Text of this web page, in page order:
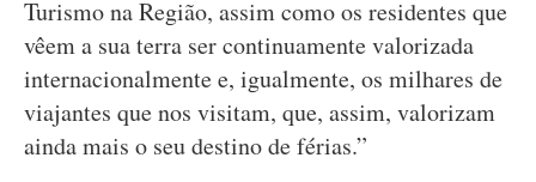
Turismo na Região, assim como os residentes que
vêem a sua terra ser continuamente valorizada
internacionalmente e, igualmente, os milhares de
viajantes que nos visitam, que, assim, valorizam
ainda mais o seu destino de férias.”